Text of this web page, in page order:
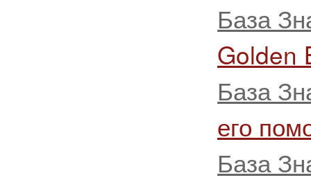
База
Golden
База
его
База